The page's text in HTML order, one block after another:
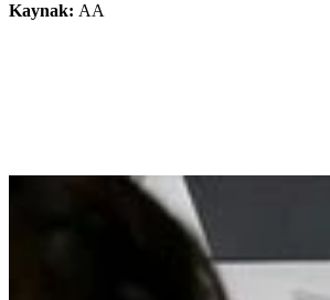
Kaynak: AA